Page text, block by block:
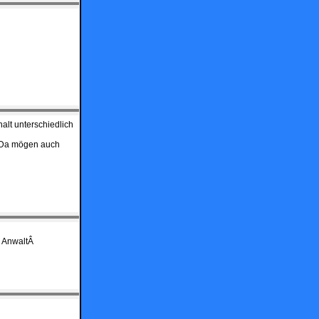
unterschiedlich
mögen auch